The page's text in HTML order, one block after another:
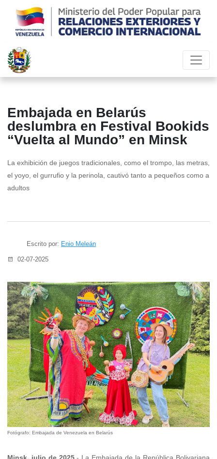
Embajada en Belarús
deslumbra en Festival Bookids
“Vuelta al Mundo” en Minsk
La exhibición de juegos tradicionales, como el trompo, las metras,
el yoyo, el gurrufio y la perinola, cautivó tanto a pequeños como a
adultos
Escrito por: Enio Meleán
02-07-2025
Fotógrafo: Embajada de Venezuela en Belarús